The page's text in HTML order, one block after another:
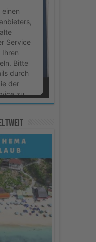
einen
Service
Ihren
Bitte
durch
der
zu,